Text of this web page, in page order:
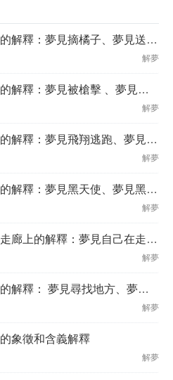
者痛苦的事情，所以你不知道是什麼
上的眼淚。哭泣是人類最自然的... 15 個夢見橘子的解釋：夢見摘橘子、夢見送橘子
解夢
10 個夢見開槍的解釋：夢見被槍擊 、夢見被槍威脅
解夢
13 個夢見逃離的解釋：夢見飛翔逃跑、夢見逃離火焰
解夢
10 個夢見天使的解釋：夢見黑天使、夢見黑暗天使
解夢
19 個夢見走在走廊上的解釋：夢見自己在走廊裡迷路、夢見在走廊被搶劫
解夢
11 個夢見地點的解釋： 夢見尋找地方、夢見突然換地
解夢
象徵和含義解釋
解夢